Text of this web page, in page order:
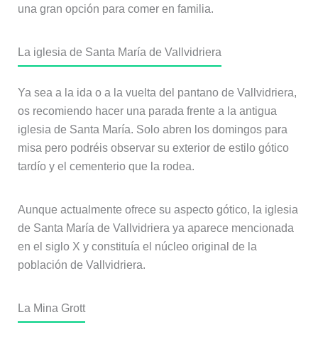
una gran opción para comer en familia.
La iglesia de Santa María de Vallvidriera
Ya sea a la ida o a la vuelta del pantano de Vallvidriera,
os recomiendo hacer una parada frente a la antigua
iglesia de Santa María. Solo abren los domingos para
misa pero podréis observar su exterior de estilo gótico
tardío y el cementerio que la rodea.
Aunque actualmente ofrece su aspecto gótico, la iglesia
de Santa María de Vallvidriera ya aparece mencionada
en el siglo X y constituía el núcleo original de la
población de Vallvidriera.
La Mina Grott